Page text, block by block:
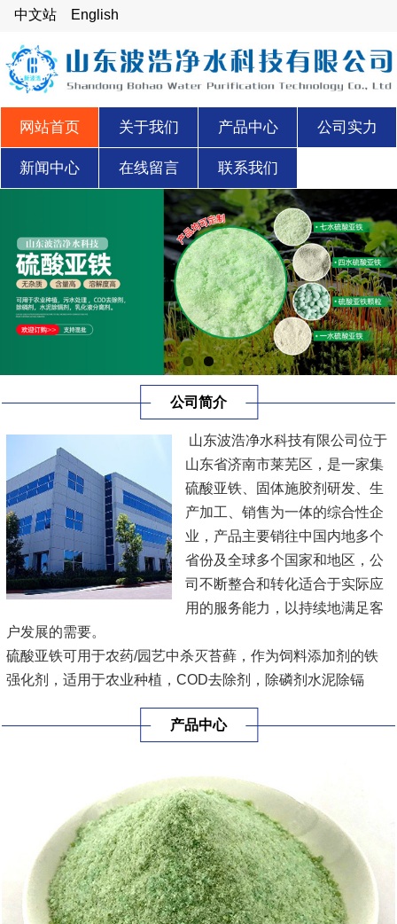
中文站 English
网站首页 关于我们 产品中心 公司实力
新闻中心 在线留言 联系我们
公司简介
山东波浩净水科技有限公司位于
山东省济南市莱芜区，是一家集
硫酸亚铁、固体施胶剂研发、生
产加工、销售为一体的综合性企
业，产品主要销往中国内地多个
省份及全球多个国家和地区，公
司不断整合和转化适合于实际应
用的服务能力，以持续地满足客
户发展的需要。
硫酸亚铁可用于农药/园艺中杀灭苔藓，作为饲料添加剂的铁
强化剂，适用于农业种植，COD去除剂，除磷剂水泥除镉
进行采购。
公司坚持“以人为本、服务至上”，以创新精神、奉献精神为前
[查看详情]
产品中心